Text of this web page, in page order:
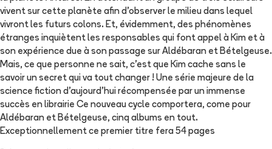
vivent sur cette planète afin d'observer le milieu dans lequel
vivront les futurs colons. Et, évidemment, des phénomènes
étranges inquiètent les responsables qui font appel à Kim et à
son expérience due à son passage sur Aldébaran et Bételgeuse.
Mais, ce que personne ne sait, c'est que Kim cache sans le
savoir un secret qui va tout changer ! Une série majeure de la
science fiction d'aujourd'hui récompensée par un immense
succès en librairie Ce nouveau cycle comportera, come pour
Aldébaran et Bételgeuse, cinq albums en tout.
Exceptionnellement ce premier titre fera 54 pages